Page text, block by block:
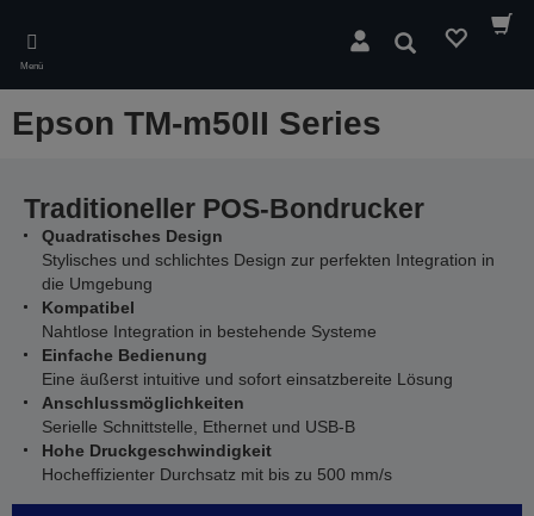
main
content
Menü
Suchen
Epson TM-m50II Series
Traditioneller POS-Bondrucker
Quadratisches Design
Stylisches und schlichtes Design zur perfekten Integration in
die Umgebung
Kompatibel
Nahtlose Integration in bestehende Systeme
Einfache Bedienung
Eine äußerst intuitive und sofort einsatzbereite Lösung
Anschlussmöglichkeiten
Serielle Schnittstelle, Ethernet und USB-B
Hohe Druckgeschwindigkeit
Hocheffizienter Durchsatz mit bis zu 500 mm/s